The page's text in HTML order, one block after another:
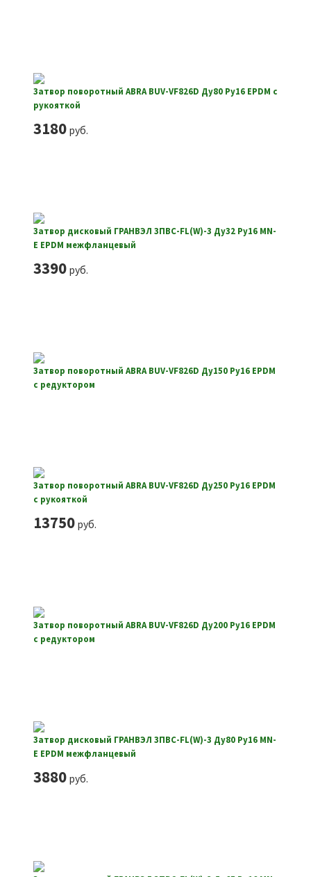
Затвор поворотный ABRA BUV-VF826D Ду80 Ру16 EPDM с
рукояткой
3180руб.
Затвор дисковый ГРАНВЭЛ ЗПВС-FL(W)-3 Ду32 Ру16 MN-
E EPDM межфланцевый
3390руб.
Затвор поворотный ABRA BUV-VF826D Ду150 Ру16 EPDM
с редуктором
Затвор поворотный ABRA BUV-VF826D Ду250 Ру16 EPDM
с рукояткой
13750руб.
Затвор поворотный ABRA BUV-VF826D Ду200 Ру16 EPDM
с редуктором
Затвор дисковый ГРАНВЭЛ ЗПВС-FL(W)-3 Ду80 Ру16 MN-
E EPDM межфланцевый
3880руб.